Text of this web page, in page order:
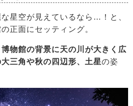
星空が見えているなら…！と、
正面にセッティング。
博物館の背景に天の川が大きく広
三角や秋の四辺形、土星の姿